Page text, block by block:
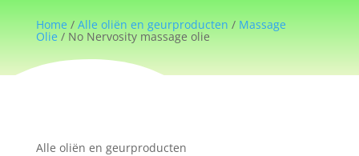
Home / Alle oliën en geurproducten / Massage
Olie / No Nervosity massage olie
Alle oliën en geurproducten